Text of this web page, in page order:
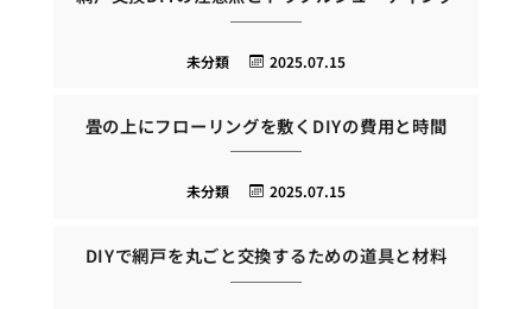
2025.07.15
未分類
畳の上にフローリングを敷くDIYの費用と時間
2025.07.15
未分類
DIYで網戸を丸ごと交換するための道具と材料